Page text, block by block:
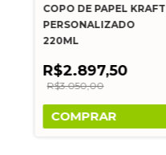
COPO DE PAPEL KRAFT
PERSONALIZADO
220ML
R$2.897,50
R$3.050,00
COMPRAR